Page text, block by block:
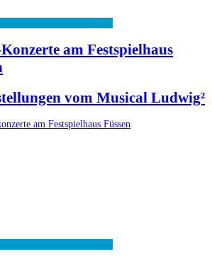
am Festspielhaus
vom Musical Ludwig²